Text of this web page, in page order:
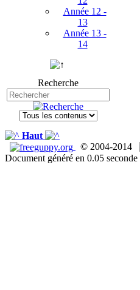
Année 12 -
13
Année 13 -
14
Recherche
Haut
© 2004-2014
Document généré en 0.05 seconde